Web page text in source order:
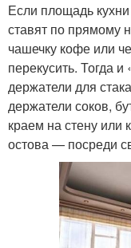
Если площадь
ставят по прямому
чашечку кофе или
перекусить. Тогда
держатели для
держатели соков,
краем на стену или
остова — посреди